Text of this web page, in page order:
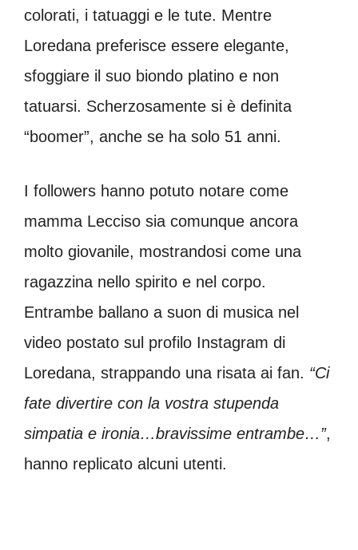
colorati, i tatuaggi e le tute. Mentre
Loredana preferisce essere elegante,
sfoggiare il suo biondo platino e non
tatuarsi. Scherzosamente si è definita
“boomer”, anche se ha solo 51 anni.
I followers hanno potuto notare come
mamma Lecciso sia comunque ancora
molto giovanile, mostrandosi come una
ragazzina nello spirito e nel corpo.
Entrambe ballano a suon di musica nel
video postato sul profilo Instagram di
Loredana, strappando una risata ai fan. “Ci
fate divertire con la vostra stupenda
simpatia e ironia…bravissime entrambe…”,
hanno replicato alcuni utenti.